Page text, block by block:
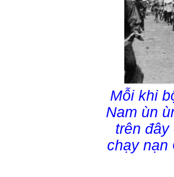
Mỗi khi
Nam ùn
trên
chạy nạn